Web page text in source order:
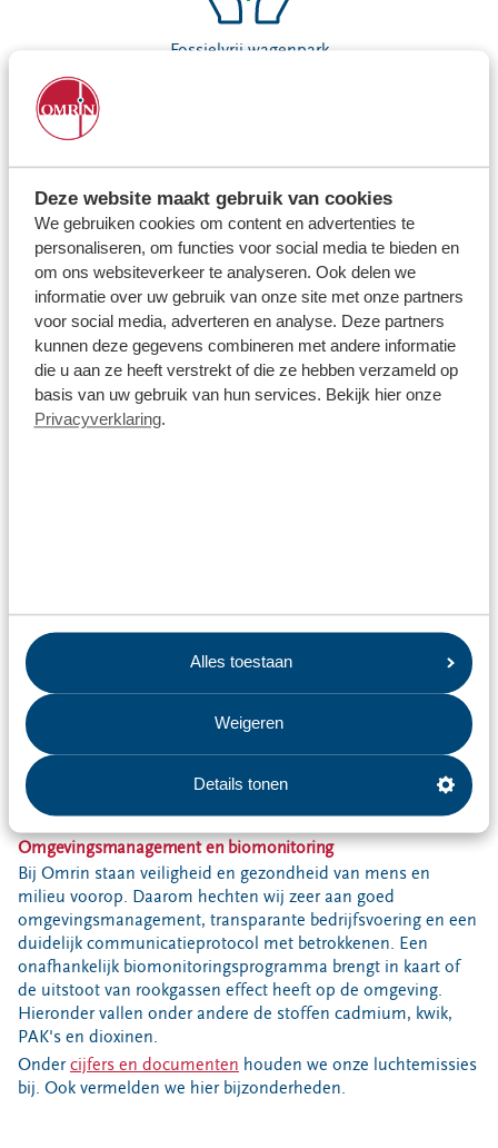
Deze website maakt gebruik van cookies
We gebruiken cookies om content en advertenties te
personaliseren, om functies voor social media te bieden en
om ons websiteverkeer te analyseren. Ook delen we
informatie over uw gebruik van onze site met onze partners
voor social media, adverteren en analyse. Deze partners
kunnen deze gegevens combineren met andere informatie
die u aan ze heeft verstrekt of die ze hebben verzameld op
basis van uw gebruik van hun services. Bekijk hier onze
Privacyverklaring.
Alles toestaan
Weigeren
Details tonen
Fossielvrij wagenpark
Aanjager in communities
Schoon en milieuvriendelijk
Rookgasreiniging
Bij het verbanden van afval komt rookgas vrij. Deze gassen
worden in vier stappen schoongemaakt. Verschillende
soorten filters, de toevoeging van andere stoffen en een
katalysator: ze zorgen ervoor dat de uitstoot van de REC
binnen de waarden blijft en geen bedreiging vormt voor
mens en milieu.
Omgevingsmanagement en biomonitoring
Bij Omrin staan veiligheid en gezondheid van mens en
milieu voorop. Daarom hechten wij zeer aan goed
omgevingsmanagement, transparante bedrijfsvoering en een
duidelijk communicatieprotocol met betrokkenen. Een
onafhankelijk biomonitoringsprogramma brengt in kaart of
de uitstoot van rookgassen effect heeft op de omgeving.
Hieronder vallen onder andere de stoffen cadmium, kwik,
PAK's en dioxinen.
Ondercijfers en documenten houden we onze luchtemissies
bij. Ook vermelden we hier bijzonderheden.